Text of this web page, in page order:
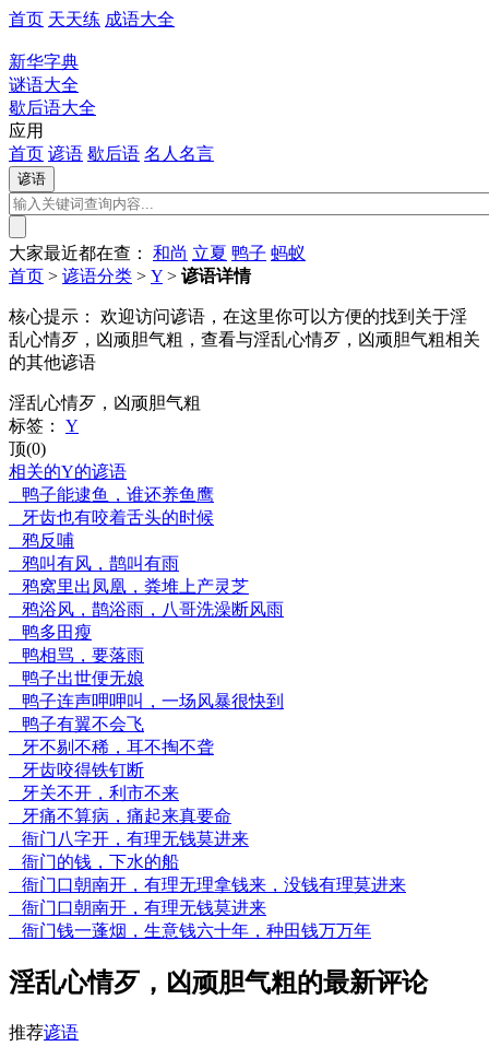
首页 天天练 成语大全
新华字典
谜语大全
歇后语大全
应用
首页 谚语 歇后语 名人名言
大家最近都在查： 和尚 立夏 鸭子 蚂蚁
首页 > 谚语分类 > Y > 谚语详情
核心提示：
欢迎访问谚语，在这里你可以方便的找到关于淫
乱心情歹，凶顽胆气粗，查看与淫乱心情歹，凶顽胆气粗相关
的其他谚语
淫乱心情歹，凶顽胆气粗
标签：
Y
顶(0)
相关的Y的谚语
鸭子能逮鱼，谁还养鱼鹰
牙齿也有咬着舌头的时候
鸦反哺
鸦叫有风，鹊叫有雨
鸦窝里出凤凰，粪堆上产灵芝
鸦浴风，鹊浴雨，八哥洗澡断风雨
鸭多田瘦
鸭相骂，要落雨
鸭子出世便无娘
鸭子连声呷呷叫，一场风暴很快到
鸭子有翼不会飞
牙不剔不稀，耳不掏不聋
牙齿咬得铁钉断
牙关不开，利市不来
牙痛不算病，痛起来真要命
衙门八字开，有理无钱莫进来
衙门的钱，下水的船
衙门口朝南开，有理无理拿钱来，没钱有理莫进来
衙门口朝南开，有理无钱莫进来
衙门钱一蓬烟，生意钱六十年，种田钱万万年
淫乱心情歹，凶顽胆气粗的最新评论
推荐谚语